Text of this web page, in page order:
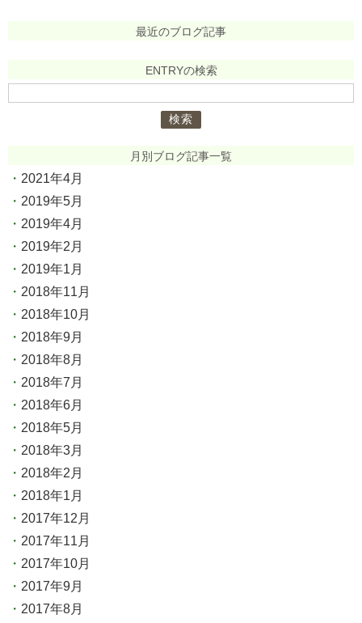
最近のブログ記事
ENTRYの検索
月別ブログ記事一覧
2021年4月
2019年5月
2019年4月
2019年2月
2019年1月
2018年11月
2018年10月
2018年9月
2018年8月
2018年7月
2018年6月
2018年5月
2018年3月
2018年2月
2018年1月
2017年12月
2017年11月
2017年10月
2017年9月
2017年8月